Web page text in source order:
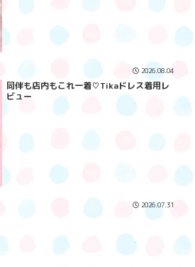
2026.08.04
同伴も店内もこれ一着♡Tikaドレス着用レ
ビュー
2026.07.31